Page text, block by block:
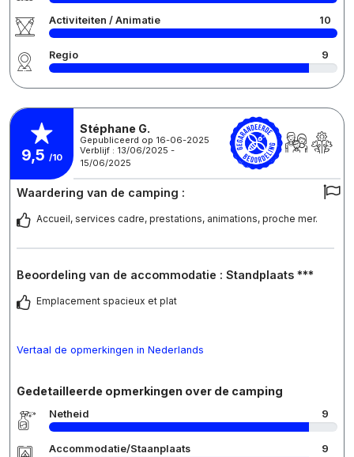
Activiteiten / Animatie 10
Regio 9
9,5 /10
Stéphane G.
Gepubliceerd op 16-06-2025
Verblijf : 13/06/2025 -
15/06/2025
Waardering van de camping :
Accueil, services cadre, prestations, animations, proche mer.
Beoordeling van de accommodatie : Standplaats ***
Emplacement spacieux et plat
Vertaal de opmerkingen in Nederlands
Gedetailleerde opmerkingen over de camping
Netheid 9
Accommodatie/Staanplaats 9